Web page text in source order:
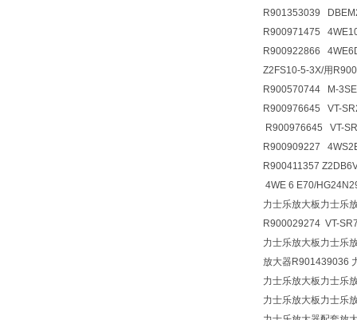
R901353039
R900971475
R900922866
Z2FS10-5-3X/用
R900570744 M-
R900976645 VT-
R900976645 VT-
R900909227
R900411357
4WE 6 E70/
力士乐放大板力士乐
R900029274 VT-
力士乐放大板力士乐
放大器R901439036
力士乐放大板力士乐
力士乐放大板力士乐